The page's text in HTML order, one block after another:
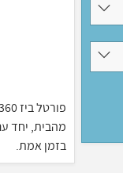
בזמן אמת.